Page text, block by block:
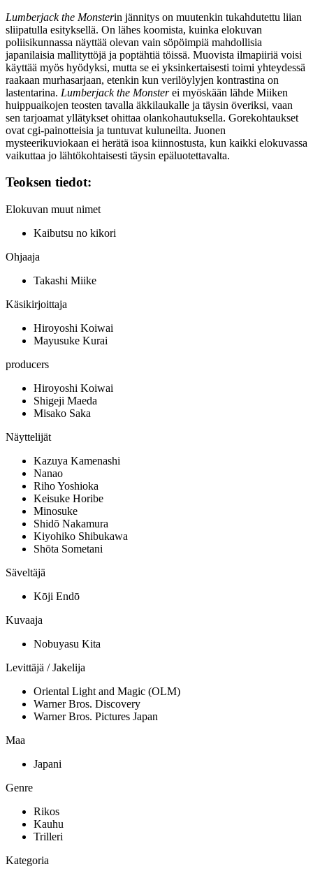
Lumberjack the Monsterin jännitys on muutenkin tukahdutettu liian
sliipatulla esityksellä. On lähes koomista, kuinka elokuvan
poliisikunnassa näyttää olevan vain söpöimpiä mahdollisia
japanilaisia mallityttöjä ja poptähtiä töissä. Muovista ilmapiiriä voisi
käyttää myös hyödyksi, mutta se ei yksinkertaisesti toimi yhteydessä
raakaan murhasarjaan, etenkin kun verilöylyjen kontrastina on
lastentarina. Lumberjack the Monsterei myöskään lähde Miiken
huippuaikojen teosten tavalla äkkilaukalle ja täysin överiksi, vaan
sen tarjoamat yllätykset ohittaa olankohautuksella. Gorekohtaukset
ovat cgi‑painotteisia ja tuntuvat kuluneilta. Juonen
mysteerikuviokaan ei herätä isoa kiinnostusta, kun kaikki elokuvassa
vaikuttaa jo lähtökohtaisesti täysin epäluotettavalta.
Teoksen tiedot:
Elokuvan muut nimet
Kaibutsu no kikori
Ohjaaja
Takashi Miike
Käsikirjoittaja
Hiroyoshi Koiwai
Mayusuke Kurai
producers
Hiroyoshi Koiwai
Shigeji Maeda
Misako Saka
Näyttelijät
Kazuya Kamenashi
Nanao
Riho Yoshioka
Keisuke Horibe
Minosuke
Shidō Nakamura
Kiyohiko Shibukawa
Shōta Sometani
Säveltäjä
Kōji Endō
Kuvaaja
Nobuyasu Kita
Levittäjä / Jakelija
Oriental Light and Magic (OLM)
Warner Bros. Discovery
Warner Bros. Pictures Japan
Maa
Japani
Genre
Rikos
Kauhu
Trilleri
Kategoria